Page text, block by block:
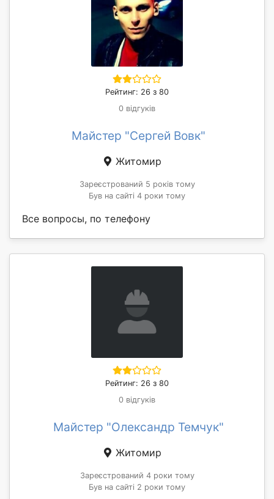
Рейтинг: 26 з 80
0 відгуків
Майстер "Сергей Вовк"
Житомир
Зареєстрований 5 років тому
Був на сайті 4 роки тому
Все вопросы, по телефону
Рейтинг: 26 з 80
0 відгуків
Майстер "Олександр Темчук"
Житомир
Зареєстрований 4 роки тому
Був на сайті 2 роки тому